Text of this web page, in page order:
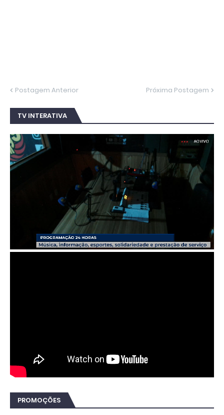
Postagem Anterior Próxima Postagem
TV INTERATIVA
PROMOÇÕES